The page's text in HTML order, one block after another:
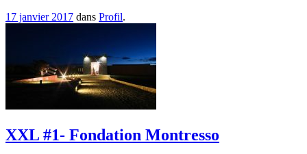
17 janvier 2017 dans Profil.
XXL #1- Fondation Montresso